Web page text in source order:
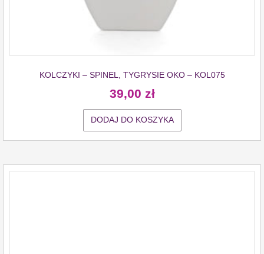
KOLCZYKI – SPINEL, TYGRYSIE OKO – KOL075
39,00 zł
DODAJ DO KOSZYKA